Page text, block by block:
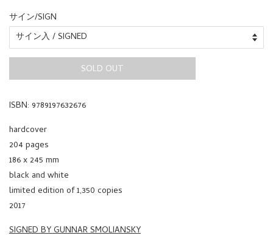
SOLD OUT
204 pages
186 x 245 mm
black and white
limited edition of 1,350 copies
2017